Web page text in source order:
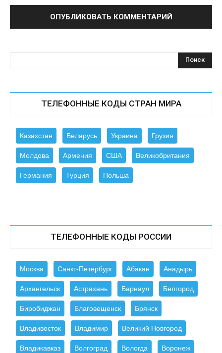
ТЕЛЕФОННЫЕ КОДЫ СТРАН МИРА
Казахстан Беларусь Украина Грузия
Молдова Армения США Великобритания
Германия Турция Польша
ТЕЛЕФОННЫЕ КОДЫ РОССИИ
Москва Санкт-Петербург Абакан Анадырь
Архангельск Астрахань Барнаул Белгород
Биробиджан Благовещенск Брянск
Владивосток Владимир Великий Новгород
Владикавказ Волгоград Вологда Воронеж